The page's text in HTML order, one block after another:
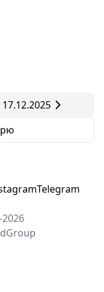
17.12.2025
Telegram